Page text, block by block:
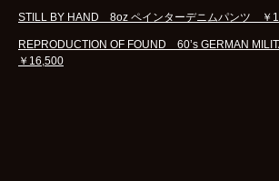
STILL BY HAND 8oz ペインターデニムパンツ ￥
REPRODUCTION OF FOUND 60’s GERMAN
￥16,500